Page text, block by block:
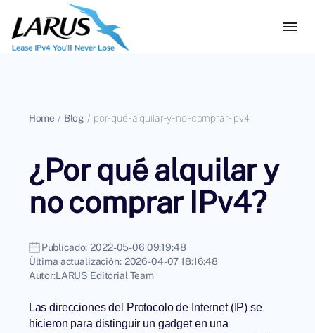
Home / Blog / por-qué-alquilar-y-no-comprar-ipv4
¿Por qué alquilar y
no comprar IPv4?
Publicado: 2022-05-06 09:19:48
Última actualización: 2026-04-07 18:16:48
Autor:LARUS Editorial Team
Las direcciones del Protocolo de Internet (IP) se
hicieron para distinguir un gadget en una